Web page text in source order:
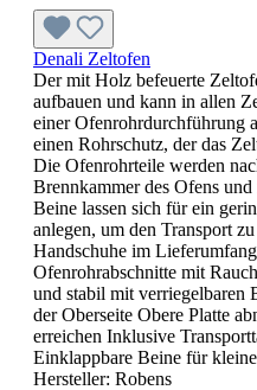
Denali Zeltofen
Der mit Holz befeuerte
aufbauen und kann in allen
einer Ofenrohrdurchführung
einen Rohrschutz, der das
Die Ofenrohrteile werden
Brennkammer des Ofens
Beine lassen sich für ein
anlegen, um den Transport
Handschuhe im
Ofenrohrabschnitte mit
und stabil mit verriegelbaren
der Oberseite Obere Platte
erreichen Inklusive
Einklappbare Beine für
Hersteller: Robens